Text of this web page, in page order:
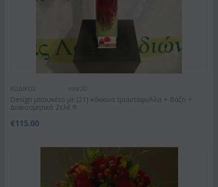
ΚΩΔΙΚΟΣ: rosr20
Design μπουκέτο με (21) κόκκινα τριαντάφυλλα + Βάζο +
Διακοσμητικό Ζελέ !!!
€115.00